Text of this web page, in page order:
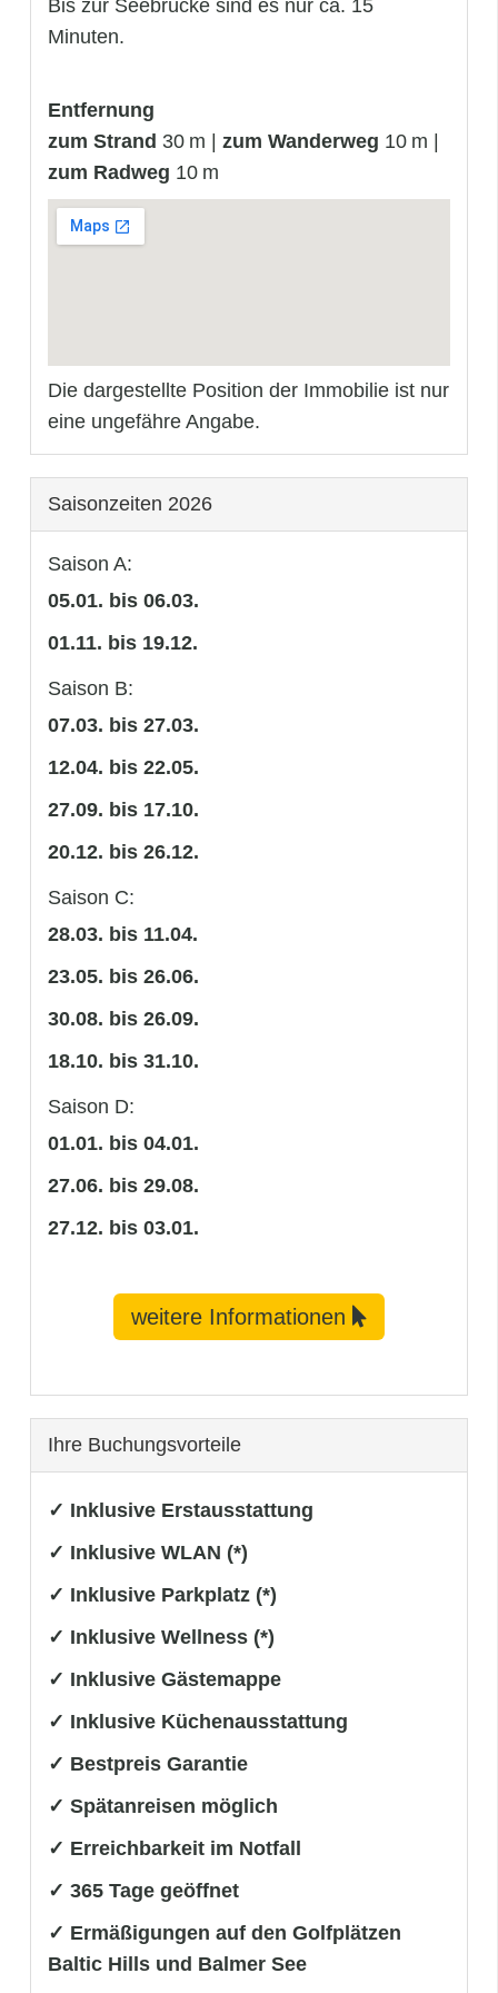
Bis zur Seebrücke sind es nur ca. 15
Minuten.
Entfernung
zum Strand 30 m | zum Wanderweg 10 m |
zum Radweg 10 m
Die dargestellte Position der Immobilie ist nur
eine ungefähre Angabe.
Saisonzeiten 2026
Saison A:
05.01. bis 06.03.
01.11. bis 19.12.
Saison B:
07.03. bis 27.03.
12.04. bis 22.05.
27.09. bis 17.10.
20.12. bis 26.12.
Saison C:
28.03. bis 11.04.
23.05. bis 26.06.
30.08. bis 26.09.
18.10. bis 31.10.
Saison D:
01.01. bis 04.01.
27.06. bis 29.08.
27.12. bis 03.01.
weitere Informationen
Ihre Buchungsvorteile
✓ Inklusive Erstausstattung
✓ Inklusive WLAN (*)
✓ Inklusive Parkplatz (*)
✓ Inklusive Wellness (*)
✓ Inklusive Gästemappe
✓ Inklusive Küchenausstattung
✓ Bestpreis Garantie
✓ Spätanreisen möglich
✓ Erreichbarkeit im Notfall
✓ 365 Tage geöffnet
✓ Ermäßigungen auf den Golfplätzen
Baltic Hills und Balmer See